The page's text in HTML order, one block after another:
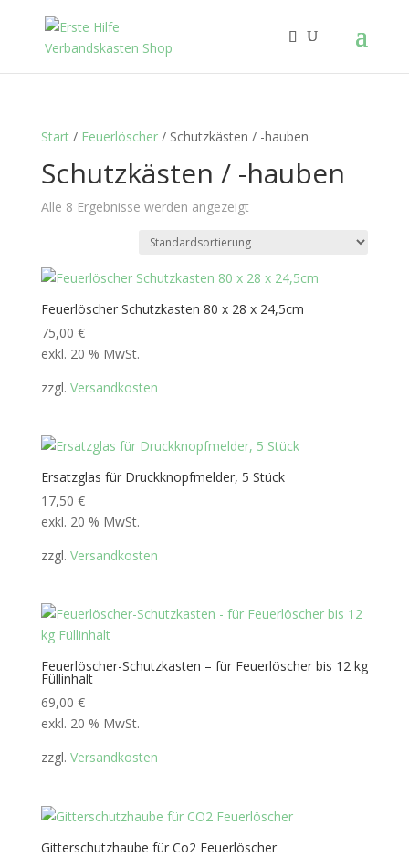
Start/ Feuerlöscher/ Schutzkästen / -hauben
Schutzkästen / -hauben
Alle 8 Ergebnisse werden angezeigt
Feuerlöscher Schutzkasten 80 x 28 x 24,5cm
75,00 €
exkl. 20 % MwSt.
zzgl. Versandkosten
Ersatzglas für Druckknopfmelder, 5 Stück
17,50 €
exkl. 20 % MwSt.
zzgl. Versandkosten
Feuerlöscher-Schutzkasten – für Feuerlöscher bis 12 kg
Füllinhalt
69,00 €
exkl. 20 % MwSt.
zzgl. Versandkosten
Gitterschutzhaube für Co2 Feuerlöscher